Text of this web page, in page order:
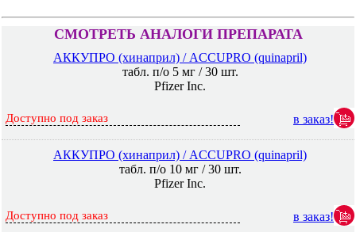
СМОТРЕТЬ АНАЛОГИ ПРЕПАРАТА
АККУПРО (хинаприл) / ACCUPRO (quinapril)
табл. п/о 5 мг / 30 шт.
Pfizer Inc.
Доступно под заказ в заказ!
АККУПРО (хинаприл) / ACCUPRO (quinapril)
табл. п/о 10 мг / 30 шт.
Pfizer Inc.
Доступно под заказ в заказ!